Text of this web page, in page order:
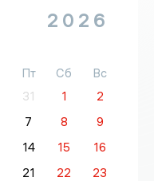
2026
Пт Сб
Вс
31 1
2
7 8
9
14 15
16
21 22
23